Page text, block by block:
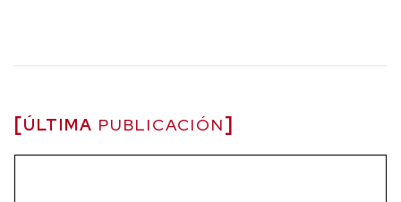
ÚLTIMA PUBLICACIÓN